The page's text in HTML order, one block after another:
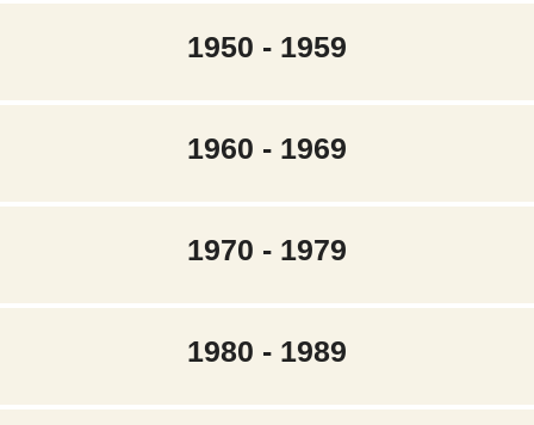
1950 - 1959
1960 - 1969
1970 - 1979
1980 - 1989